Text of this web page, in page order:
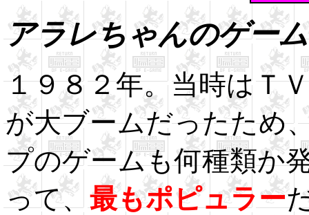
アラレちゃんのゲー
１９８２年。当時はＴ
が大ブームだったため
プのゲームも何種類か
って、最もポピュラー